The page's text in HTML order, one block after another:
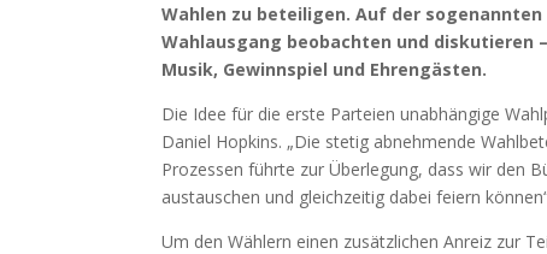
Wahlen zu beteiligen. Auf der
Wahlausgang beobachten und
Musik, Gewinnspiel und Ehrengästen.
Die Idee für die erste Parteien unabhängige
Daniel Hopkins. „Die stetig abnehmende
Prozessen führte zur Überlegung, dass wir den
austauschen und gleichzeitig dabei feiern
Um den Wählern einen zusätzlichen Anreiz zur